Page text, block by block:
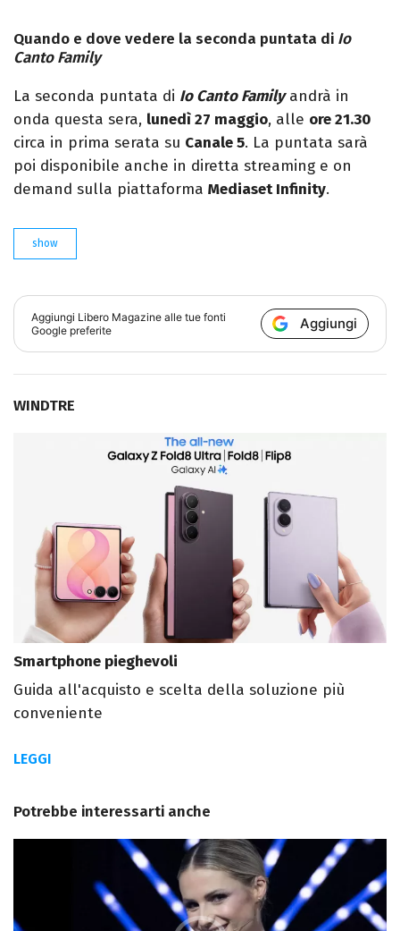
Quando e dove vedere la seconda puntata di Io
Canto Family
La seconda puntata di Io Canto Familyandrà in
onda questa sera, lunedì 27 maggio, alle ore 21.30
circa in prima serata su Canale 5. La puntata sarà
poi disponibile anche in diretta streaming e on
demand sulla piattaforma Mediaset Infinity.
show
Aggiungi Libero Magazine alle tue fonti
Google preferite
Aggiungi
WINDTRE
Smartphone pieghevoli
Guida all'acquisto e scelta della soluzione più
conveniente
LEGGI
Potrebbe interessarti anche